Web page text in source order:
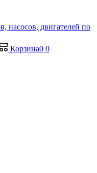
насосов, двигателей по
Корзина0 0